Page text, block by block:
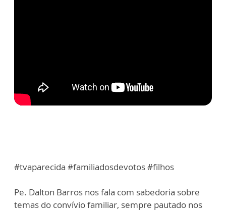
#tvaparecida #familiadosdevotos #filhos
Pe. Dalton Barros nos fala com sabedoria sobre
temas do convívio familiar, sempre pautado nos